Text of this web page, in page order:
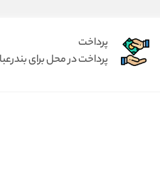
پرداخت
پرداخت در محل برای